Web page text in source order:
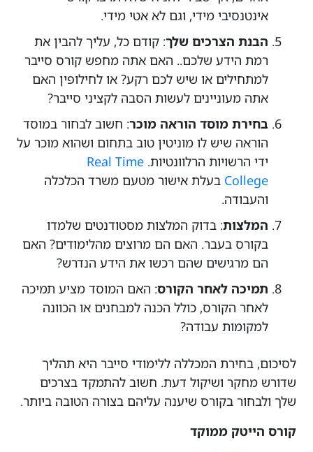
אינטנסיבי מידי, וגם לא אטי מידי.
הבנת הצרכים שלך: קודם כל, עליך להבין את
רמת הידע שלכם.. האם אתה מחפש קורס סייבר
למתחילים או שיש לכם רקע? או לחילופין האם
אתה מעוניינים לעשות הסבה לקציני סייבר?
בחירת מוסד הוראה מוכר: חשוב לבחור במוסד
הוראה שיש לו מוניטין טוב בתחום ושהוא מוכר על
ידי הרשויות הרלוונטיות. Real Time
College בעלת אישור מטעם משרד הכלכלה
והעבודה.
המלצות: בדוק המלצות מסטודנטים שלמדו
בקורס בעבר. האם הם מרוצים מהלימודים? האם
הם מרגישים שהם רכשו את הידע הנדרש?
תמיכה לאחר הקורס: האם המוסד מציע תמיכה
לאחר הקורס, כולל הכנה למבחנים או הכוונה
למקומות עבודה?
לסיכום, בחירת המכללה ללימודי סייבר היא תהליך
שדורש מחקר ושיקול דעת. חשוב להתמקד בצרכים
שלך ולבחור בקורס שיענה עליהם בצורה הטובה ביותר.
קורס הייטק ממוקד